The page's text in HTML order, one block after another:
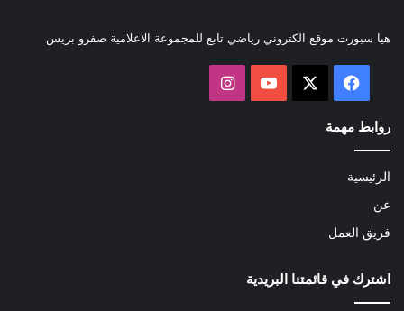
هيا سبورت موقع الكتروني رياضي تابع للمجموعة الاعلامية صفرو بريس
فيسبوك ‫YouTubeانستقرام
روابط مهمة
الرئيسية
عن
فريق العمل
اشترك في قائمتنا البريدية